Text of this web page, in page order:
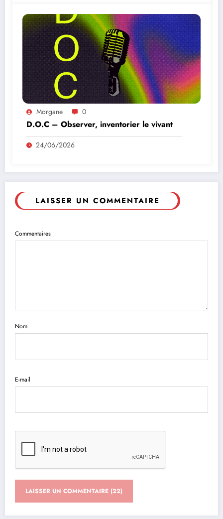
Morgane 0
D.O.C – Observer, inventorier le vivant
24/06/2026
LAISSER UN COMMENTAIRE
Commentaires
Nom
E-mail